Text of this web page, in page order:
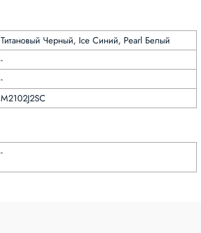
Титановый Черный, Ice Синий, Pearl Белый
-
-
M2102J2SC
-